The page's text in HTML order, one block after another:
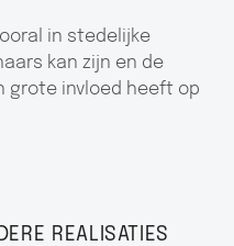
in stedelijke
kan zijn en de
grote invloed heeft op
REALISATIES